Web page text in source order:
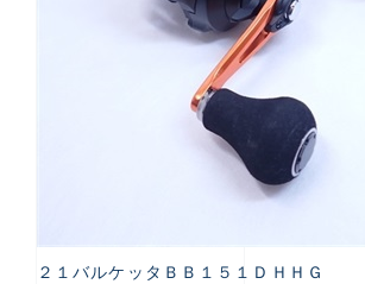
２１バルケッタＢＢ１５１ＤＨＨＧ